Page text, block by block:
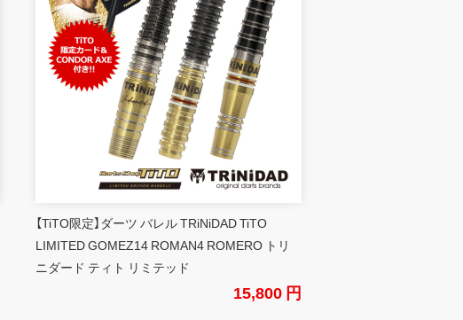
【TiTO限定】ダーツ バレル TRiNiDAD TiTO
LIMITED GOMEZ14 ROMAN4 ROMERO トリ
ニダード ティト リミテッド
15,800 円